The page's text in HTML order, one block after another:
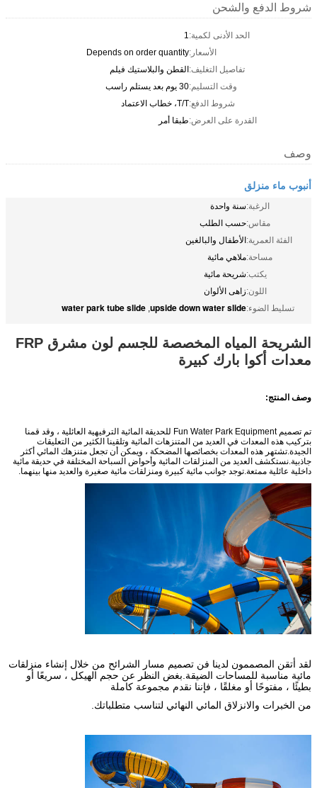
شروط الدفع والشحن
الحد الأدنى لكمية:1
الأسعار:Depends on order quantity
تفاصيل التغليف:القطن والبلاستيك فيلم
وقت التسليم:30 يوم بعد يستلم راسب
شروط الدفع:T/T، خطاب الاعتماد
القدرة على العرض:طبقا أمر
وصف
أنبوب ماء منزلق
الرغبة:سنة واحدة
مقاس:حسب الطلب
الفئة العمرية:الأطفال والبالغين
مساحة:ملاهي مائية
يكتب:شريحة مائية
اللون:زاهى الألوان
تسليط الضوء:upside down water slide
,
water park tube slide
الشريحة المياه المخصصة للجسم لون مشرق FRP
معدات أكوا بارك كبيرة
وصف المنتج:
تم تصميم Fun Water Park Equipment للحديقة المائية الترفيهية العائلية ، وقد قمنا
بتركيب هذه المعدات في العديد من المتنزهات المائية وتلقينا الكثير من التعليقات
الجيدة.تشتهر هذه المعدات بخصائصها المضحكة ، ويمكن أن تجعل متنزهك المائي أكثر
جاذبية.نستكشف العديد من المنزلقات المائية وأحواض السباحة المختلفة في حديقة مائية
داخلية عائلية ممتعة.توجد جوانب مائية كبيرة ومنزلقات مائية صغيرة والعديد منها بينهما.
لقد أتقن المصممون لدينا فن تصميم مسار الشرائح من خلال إنشاء منزلقات
مائية مناسبة للمساحات الضيقة.بغض النظر عن حجم الهيكل ، سريعًا أو
بطيئًا ، مفتوحًا أو مغلقًا ، فإننا نقدم مجموعة كاملة
من الخبرات والانزلاق المائي النهائي لتناسب متطلباتك.